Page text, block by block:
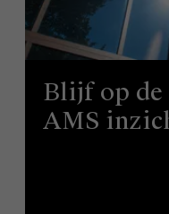
Blijf op de
AMS